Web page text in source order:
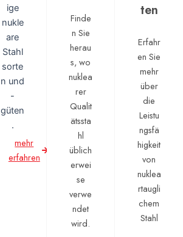
ige
nukle
are
Stahl
sorte
n und
-
güten
.
mehr
erfahren
Finde
n Sie
herau
s, wo
nuklea
rer
Qualit
ätssta
hl
üblich
erwei
se
verwe
ndet
wird.
ten
Erfahr
en Sie
mehr
über
die
Leistu
ngsfä
higkeit
von
nuklea
rtaugli
chem
Stahl